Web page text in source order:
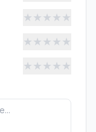
★★★★★
★★★★★
★★★★★